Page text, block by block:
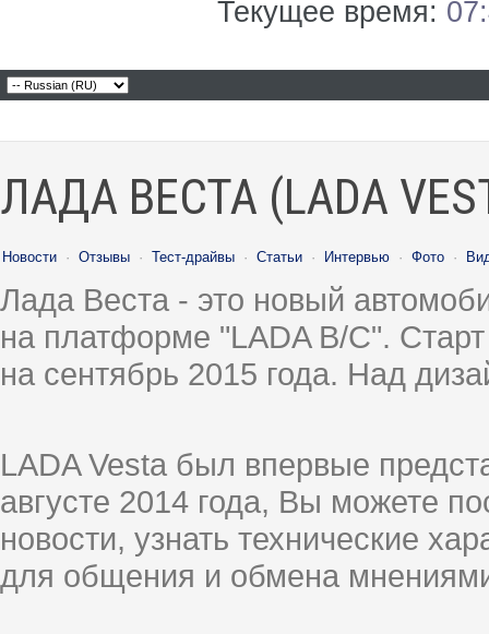
Текущее время:
ЛАДА ВЕСТА (LADA
Новости · Отзывы · Тест-драйвы · Статьи · Интервью · Фото ·
Лада Веста - это новый
на платформе "LADA B/C".
на сентябрь 2015 года. Над
LADA Vesta был впервые
августе 2014 года, Вы можете
новости, узнать технические
для общения и обмена